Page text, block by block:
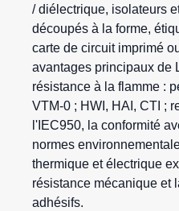
/ diélectrique, isolateurs
découpés à la forme,
carte de circuit imprimé
avantages principaux de
résistance à la flamme :
VTM-0 ; HWI, HAI, CTI ;
l'IEC950, la conformité
normes
thermique et électrique
résistance mécanique et
adhésifs.